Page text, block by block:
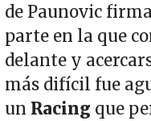
de Paunovic
parte en la que
delante y
más difícil fue
un Racing que